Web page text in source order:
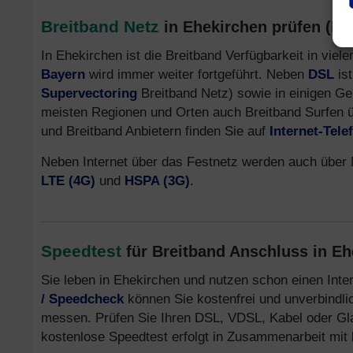
Breitband Netz in Ehekirchen prüfen
In Ehekirchen ist die Breitband Verfügbarkeit in
Bayern wird immer weiter fortgeführt. Neben DSL
Supervectoring Breitband Netz) sowie in einigen
meisten Regionen und Orten auch Breitband
und Breitband Anbietern finden Sie auf Internet-
Neben Internet über das Festnetz werden auch
LTE (4G) und HSPA (3G).
Speedtest für Breitband Anschluss in
Sie leben in Ehekirchen und nutzen schon einen
/ Speedcheck können Sie kostenfrei und
messen. Prüfen Sie Ihren DSL, VDSL, Kabel oder
kostenlose Speedtest erfolgt in Zusammenarbeit mit